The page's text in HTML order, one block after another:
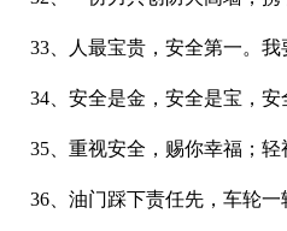
33、人最宝贵，安全第一。我
34、安全是金，安全是宝，安
35、重视安全，赐你幸福；轻
36、油门踩下责任先，车轮一